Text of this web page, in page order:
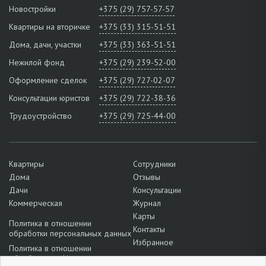
Новостройки
+375 (29) 757-57-57
Квартиры на вторичке
+375 (33) 315-51-51
Дома, дачи, участки
+375 (33) 363-51-51
Нежилой фонд
+375 (29) 239-52-00
Оформление сделок
+375 (29) 727-02-07
Консультации юристов
+375 (29) 722-38-36
Трудоустройство
+375 (29) 725-44-00
Квартиры
Дома
Дачи
Коммерческая
Политика в отношении
обработки персональных данных
Политика в отношении
обработки cookie
Сотрудники
Отзывы
Консультации
Журнал
Карты
Контакты
Избранное